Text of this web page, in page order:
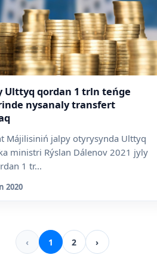
Ulttyq qordan 1 trln teńge
nysanaly transfert
Májilisiniń jalpy otyrysynda Ulttyq
ministri Rýslan Dálenov 2021 jyly
1 tr...
2020
‹ 1 2 ›